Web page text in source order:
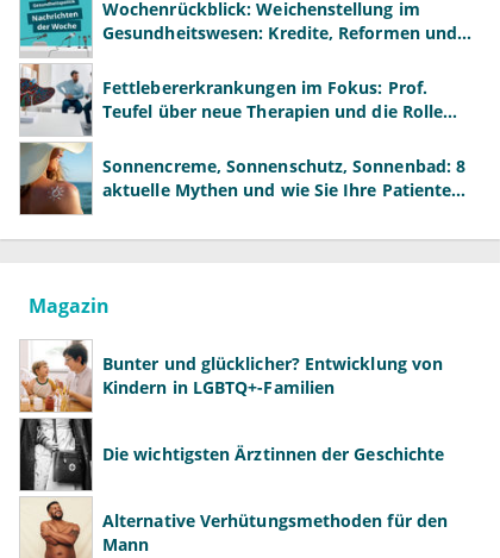
Wochenrückblick: Weichenstellung im
Gesundheitswesen: Kredite, Reformen und
Fettlebererkrankungen im Fokus: Prof.
Teufel über neue Therapien und die Rolle
Sonnencreme, Sonnenschutz, Sonnenbad: 8
aktuelle Mythen und wie Sie Ihre Patienten
Magazin
Bunter und glücklicher? Entwicklung von
Kindern in LGBTQ+-Familien
Die wichtigsten Ärztinnen der Geschichte
Alternative Verhütungsmethoden für den
Mann